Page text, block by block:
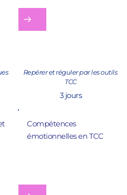
Repérer et réguler par les outils
TCC
3 jours
Compétences
émotionnelles en TCC